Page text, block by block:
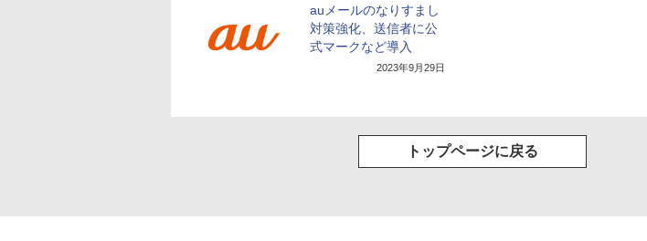
auメールのなりすまし
対策強化、送信者に公
式マークなど導入
2023年9月29日
トップページに戻る